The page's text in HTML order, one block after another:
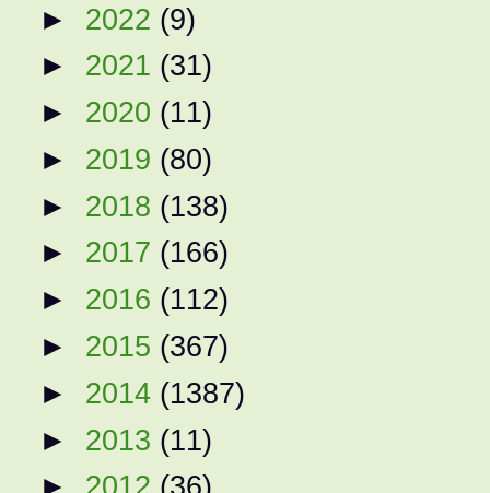
► 2022 (9)
► 2021 (31)
► 2020 (11)
► 2019 (80)
► 2018 (138)
► 2017 (166)
► 2016 (112)
► 2015 (367)
► 2014 (1387)
► 2013 (11)